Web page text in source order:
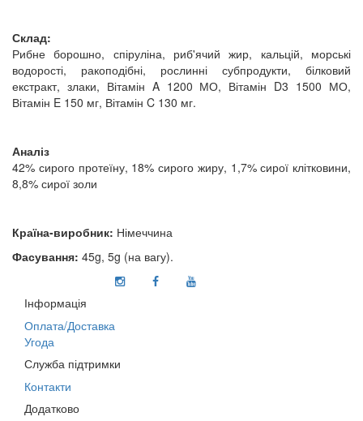
Склад:
Рибне борошно, спіруліна, риб'ячий жир, кальцій, морські
водорості, ракоподібні, рослинні субпродукти, білковий
екстракт, злаки, Вітамін A 1200 МО, Вітамін D3 1500 МО,
Вітамін E 150 мг, Вітамін C 130 мг.
Аналіз
42% сирого протеїну, 18% сирого жиру, 1,7% сирої клітковини,
8,8% сирої золи
Країна-виробник: Німеччина
Фасування: 45g, 5g (на вагу).
Інформація
Оплата/Доставка
Угода
Служба підтримки
Контакти
Додатково